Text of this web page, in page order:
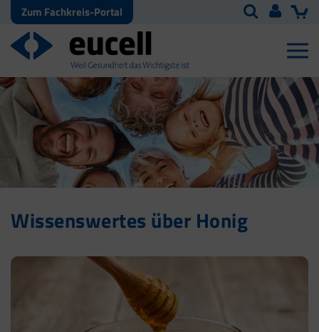
Zum Fachkreis-Portal
Wissenswertes über Honig